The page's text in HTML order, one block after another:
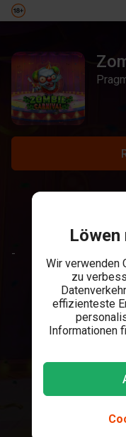
-
Löwen
Wir verwenden
zu
effizienteste
Informationen